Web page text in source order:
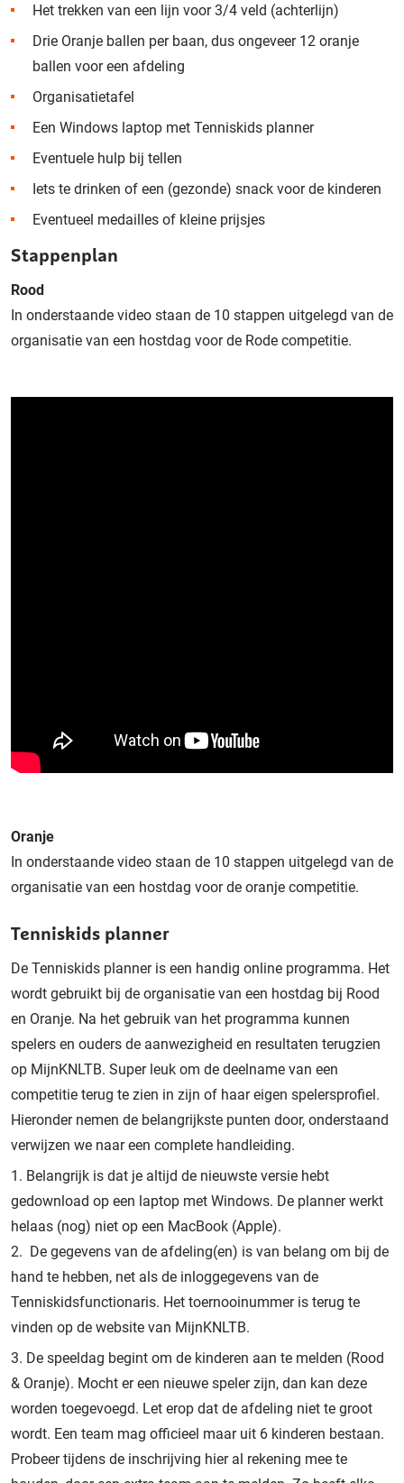
Het trekken van een lijn voor 3/4 veld (achterlijn)
Drie Oranje ballen per baan, dus ongeveer 12 oranje
ballen voor een afdeling
Organisatietafel
Een Windows laptop met Tenniskids planner
Eventuele hulp bij tellen
Iets te drinken of een (gezonde) snack voor de kinderen
Eventueel medailles of kleine prijsjes
Stappenplan
Rood
In onderstaande video staan de 10 stappen uitgelegd van de
organisatie van een hostdag voor de Rode competitie.
Oranje
In onderstaande video staan de 10 stappen uitgelegd van de
organisatie van een hostdag voor de oranje competitie.
Tenniskids planner
De Tenniskids planner is een handig online programma. Het
wordt gebruikt bij de organisatie van een hostdag bij Rood
en Oranje. Na het gebruik van het programma kunnen
spelers en ouders de aanwezigheid en resultaten terugzien
op MijnKNLTB. Super leuk om de deelname van een
competitie terug te zien in zijn of haar eigen spelersprofiel.
Hieronder nemen de belangrijkste punten door, onderstaand
verwijzen we naar een complete handleiding.
Belangrijk is dat je altijd de nieuwste versie hebt
gedownload op een laptop met Windows. De planner werkt
helaas (nog) niet op een MacBook (Apple).
De gegevens van de afdeling(en) is van belang om bij de
hand te hebben, net als de inloggegevens van de
Tenniskidsfunctionaris. Het toernooinummer is terug te
vinden op de website van MijnKNLTB.
De speeldag begint om de kinderen aan te melden (Rood
& Oranje). Mocht er een nieuwe speler zijn, dan kan deze
worden toegevoegd. Let erop dat de afdeling niet te groot
wordt. Een team mag officieel maar uit 6 kinderen bestaan.
Probeer tijdens de inschrijving hier al rekening mee te